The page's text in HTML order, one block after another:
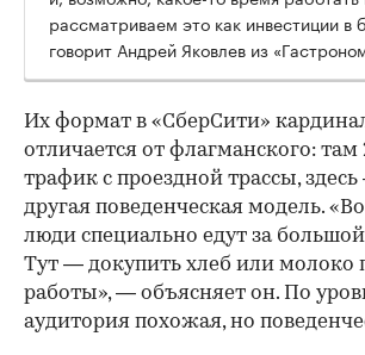
рассматриваем это как инвестиции в
говорит Андрей Яковлев из
Их формат в «СберСити»
отличается от флагманского:
трафик с проездной трассы,
другая поведенческая модель.
люди специально едут за
Тут — докупить хлеб или молоко
работы», — объясняет он. По
аудитория похожая, но